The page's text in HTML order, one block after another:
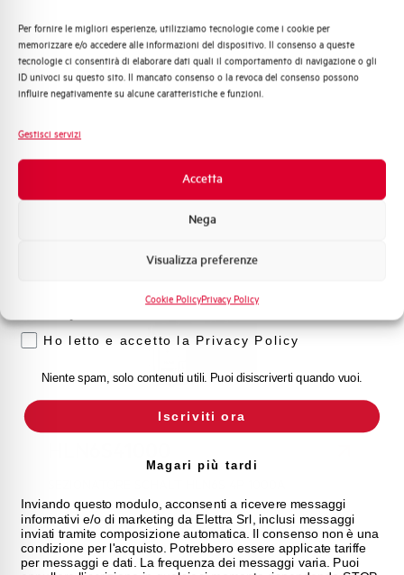
Per fornire le migliori esperienze, utilizziamo tecnologie come i cookie per
memorizzare e/o accedere alle informazioni del dispositivo. Il consenso a queste
tecnologie ci consentirà di elaborare dati quali il comportamento di navigazione o gli
ID univoci su questo sito. Il mancato consenso o la revoca del consenso possono
influire negativamente su alcune caratteristiche e funzioni.
Gestisci servizi
Accetta
Nega
Visualizza preferenze
Cookie PolicyPrivacy Policy
SEZIONATORE SCHALT HLN6S 3P 800A
Quali argomenti ti interessano di più?
Distribuzione di Energia
Automazione Industriale
Sistema Quadri
Promozioni e offerte
Formazione tecnica
Voglio ricevere aggiornamenti, novità di
Ho letto e accetto la Privacy Policy
Niente spam, solo contenuti utili. Puoi disiscriverti quando vuoi.
Iscriviti ora
Magari più tardi
Inviando questo modulo, acconsenti a ricevere messaggi
informativi e/o di marketing da Elettra Srl, inclusi messaggi
inviati tramite composizione automatica. Il consenso non è una
condizione per l'acquisto. Potrebbero essere applicate tariffe
per messaggi e dati. La frequenza dei messaggi varia. Puoi